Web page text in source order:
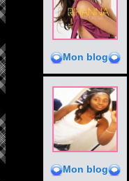
Mon blog
Mon blog